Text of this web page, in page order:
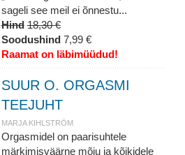
sageli see meil ei õnnestu...
Hind 18,30 €
Soodushind 7,99 €
Raamat on läbimüüdud!
SUUR O. ORGASMI
TEEJUHT
MARJA KIHLSTRÖM
Orgasmidel on paarisuhtele
märkimisväärne mõju ja kõikidele